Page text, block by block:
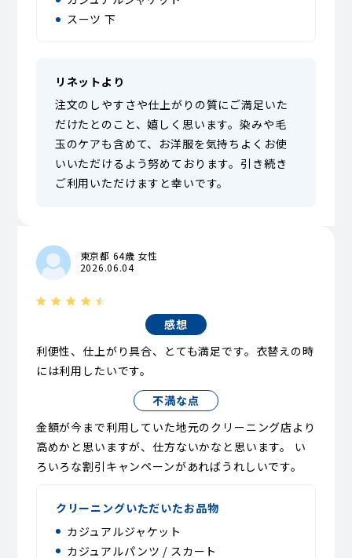
スーツ 下
リネットより
注文のしやすさや仕上がりの質にご満足いた
だけたとのこと、嬉しく思います。染みや毛
玉のケアも含めて、お洋服を気持ちよくお使
いいただけるよう努めております。引き続き
ご利用いただけますと幸いです。
東京都 64歳 女性
2026.06.04
感想
利便性、仕上がり具合、とても満足です。衣替えの時
には利用したいです。
不満な点
金額が今まで利用していた地元のクリーニング店より
高めかと思いますが、仕方ないかなと思います。 い
ろいろな割引キャンペーンがあればうれしいです。
クリーニングいただいたお品物
カジュアルジャケット
カジュアルパンツ / スカート